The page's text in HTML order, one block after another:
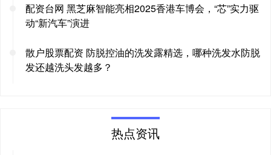
配资台网 黑芝麻智能亮相2025香港车博会，“芯”实力驱
动“新汽车”演进
散户股票配资 防脱控油的洗发露精选，哪种洗发水防脱
发还越洗头发越多？
热点资讯